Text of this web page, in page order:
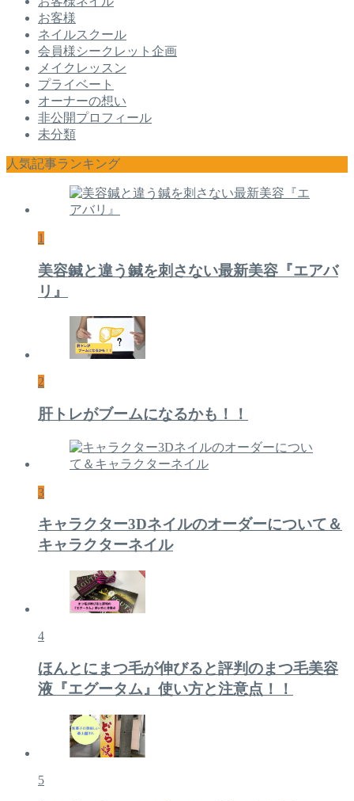
お客様
ネイルスクール
会員様シークレット企画
メイクレッスン
プライベート
オーナーの想い
非公開プロフィール
未分類
人気記事ランキング
1
美容鍼と違う鍼を刺さない最新美容『エアバ
リ』
2
肝トレがブームになるかも！！
3
キャラクター3Dネイルのオーダーについて＆
キャラクターネイル
4
ほんとにまつ毛が伸びると評判のまつ毛美容
液『エグータム』使い方と注意点！！
5